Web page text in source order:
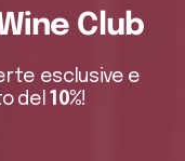
Club
esclusive e
del10%!